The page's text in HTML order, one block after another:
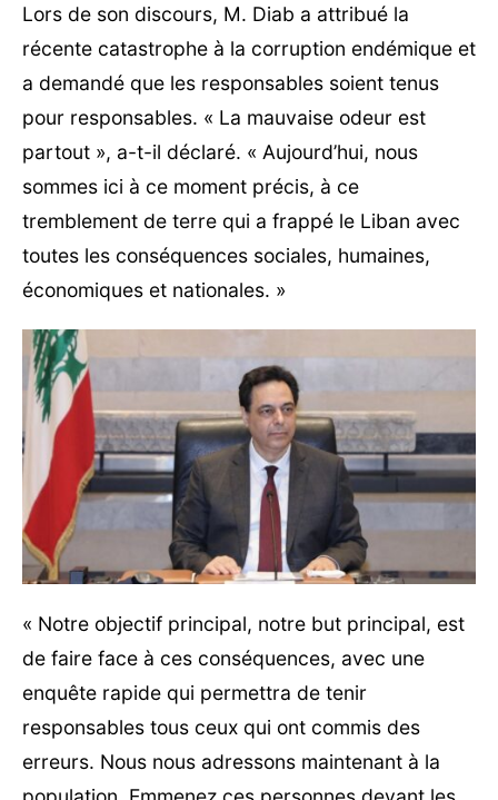
Lors de son discours, M. Diab a attribué la
récente catastrophe à la corruption endémique et
a demandé que les responsables soient tenus
pour responsables. « La mauvaise odeur est
partout », a-t-il déclaré. « Aujourd’hui, nous
sommes ici à ce moment précis, à ce
tremblement de terre qui a frappé le Liban avec
toutes les conséquences sociales, humaines,
économiques et nationales. »
« Notre objectif principal, notre but principal, est
de faire face à ces conséquences, avec une
enquête rapide qui permettra de tenir
responsables tous ceux qui ont commis des
erreurs. Nous nous adressons maintenant à la